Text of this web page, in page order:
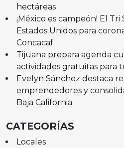
hectáreas
¡México es campeón! El
Estados Unidos para
Concacaf
Tijuana prepara agenda
actividades gratuitas para
Evelyn Sánchez destaca
emprendedores y
Baja California
CATEGORÍAS
Locales